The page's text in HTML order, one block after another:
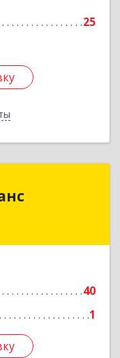
25
Подробнее
40
1
Баланс
р-н,